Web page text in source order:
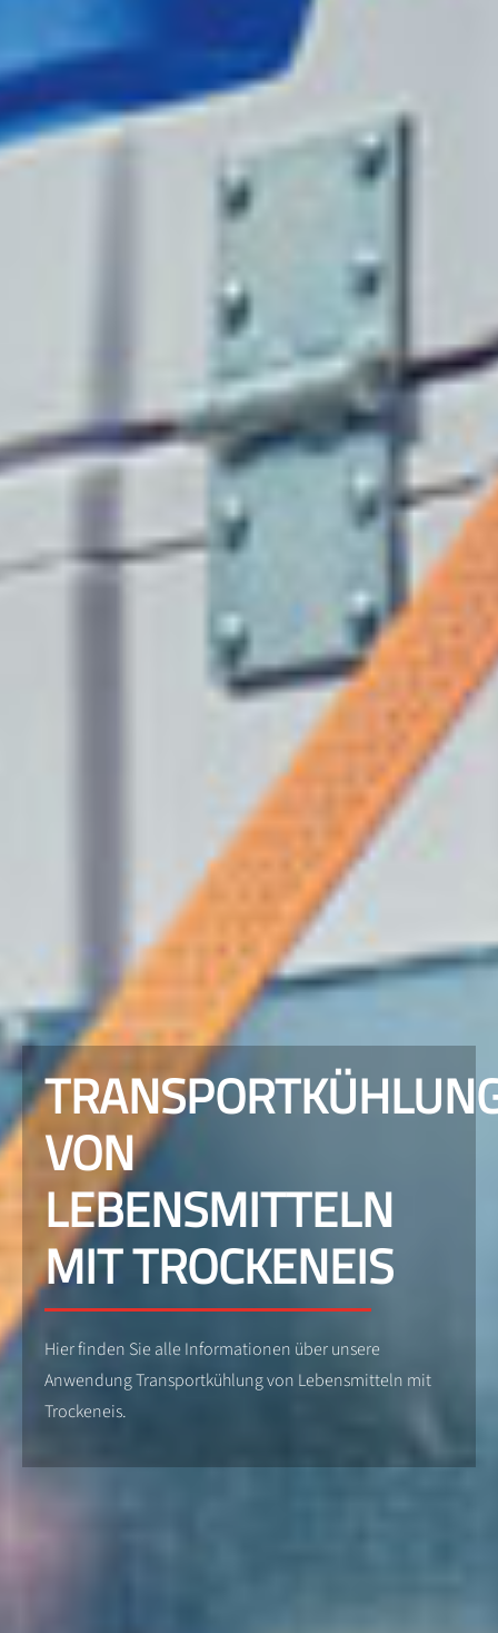
VON
LEBENSMITTELN
MIT TROCKENEIS
Hier finden Sie alle Informationen über unsere
Anwendung Transportkühlung von Lebensmitteln mit
Trockeneis.